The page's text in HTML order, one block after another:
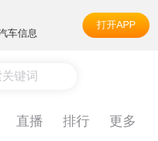
车信息
打开APP
键词
直播 排行 更多